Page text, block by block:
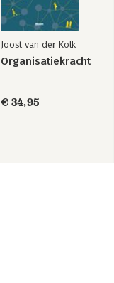
Joost van der Kolk
Organisatiekracht
€ 34,95